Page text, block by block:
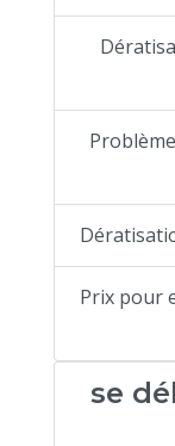
Prix pour
se